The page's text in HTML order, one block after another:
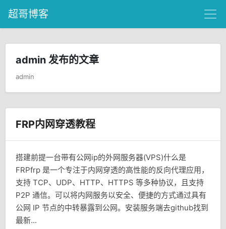
超哥博客
admin 发布的文章
admin
FRP内网穿透教程
搭建前提一台带有公网ip的外网服务器(VPS)什么是
FRPfrp 是一个专注于内网穿透的高性能的反向代理应用，
支持 TCP、UDP、HTTP、HTTPS 等多种协议，且支持
P2P 通信。可以将内网服务以安全、便捷的方式通过具有
公网 IP 节点的中转暴露到公网。安装服务端去github找到
最新...